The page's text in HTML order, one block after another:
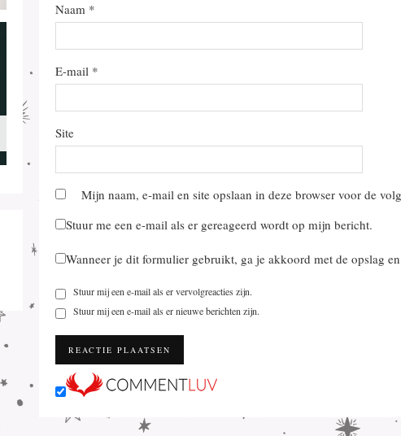
Naam *
E-mail *
Site
Mijn naam, e-mail en site opslaan in deze browser voor de
Stuur me een e-mail als er gereageerd wordt op mijn bericht.
Wanneer je dit formulier gebruikt, ga je akkoord met de opslag
Stuur mij een e-mail als er vervolgreacties zijn.
Stuur mij een e-mail als er nieuwe berichten zijn.